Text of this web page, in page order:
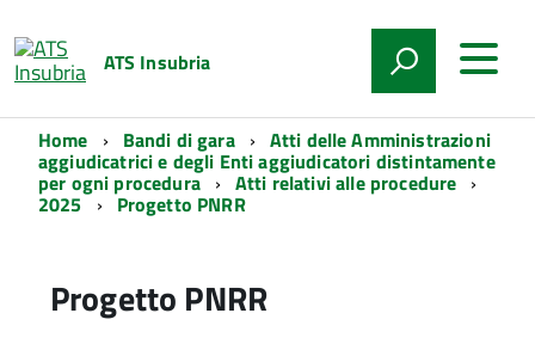
ATS Insubria
Home Bandi di gara Atti delle Amministrazioni
aggiudicatrici e degli Enti aggiudicatori distintamente
per ogni procedura Atti relativi alle procedure
2025 Progetto PNRR
Progetto PNRR